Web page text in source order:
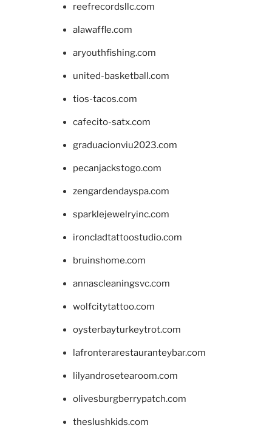
reefrecordsllc.com
alawaffle.com
aryouthfishing.com
united-basketball.com
tios-tacos.com
cafecito-satx.com
graduacionviu2023.com
pecanjackstogo.com
zengardendayspa.com
sparklejewelryinc.com
ironcladtattoostudio.com
bruinshome.com
annascleaningsvc.com
wolfcitytattoo.com
oysterbayturkeytrot.com
lafronterarestauranteybar.com
lilyandrosetearoom.com
olivesburgberrypatch.com
theslushkids.com